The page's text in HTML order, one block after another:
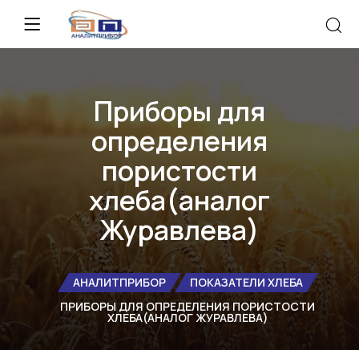
Приборы для
определения
пористости
хлеба(аналог
Журавлева)
АНАЛИТПРИБОР
ПОКАЗАТЕЛИ ХЛЕБА
ПРИБОРЫ ДЛЯ ОПРЕДЕЛЕНИЯ ПОРИСТОСТИ
ХЛЕБА(АНАЛОГ ЖУРАВЛЕВА)